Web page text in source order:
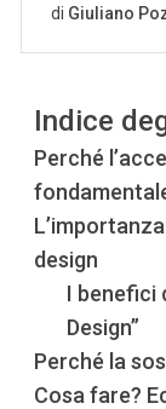
Indice
Perché
design
I benefici
Design”
Perché la
Cosa fare?